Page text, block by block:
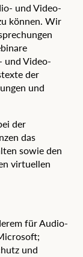
und Video-
können. Wir
und Video-
der
und
der
das
sowie den
virtuellen
für Audio-
und